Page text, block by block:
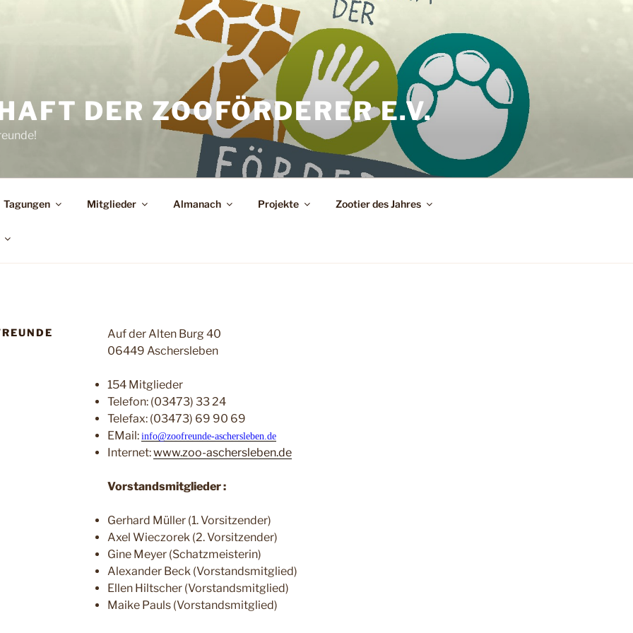
DER ZOOFÖRDERER E.V.
Tagungen Mitglieder Almanach Projekte Zootier des Jahres
Auf der Alten Burg 40
06449 Aschersleben
154 Mitglieder
Telefon: (03473) 33 24
Telefax: (03473) 69 90 69
EMail: info@zoofreunde-aschersleben.de
Internet:www.zoo-aschersleben.de
Vorstandsmitglieder :
Gerhard Müller (1. Vorsitzender)
Axel Wieczorek (2. Vorsitzender)
Gine Meyer (Schatzmeisterin)
Alexander Beck (Vorstandsmitglied)
Ellen Hiltscher (Vorstandsmitglied)
Maike Pauls (Vorstandsmitglied)